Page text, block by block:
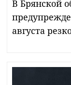
В Брянской
августа